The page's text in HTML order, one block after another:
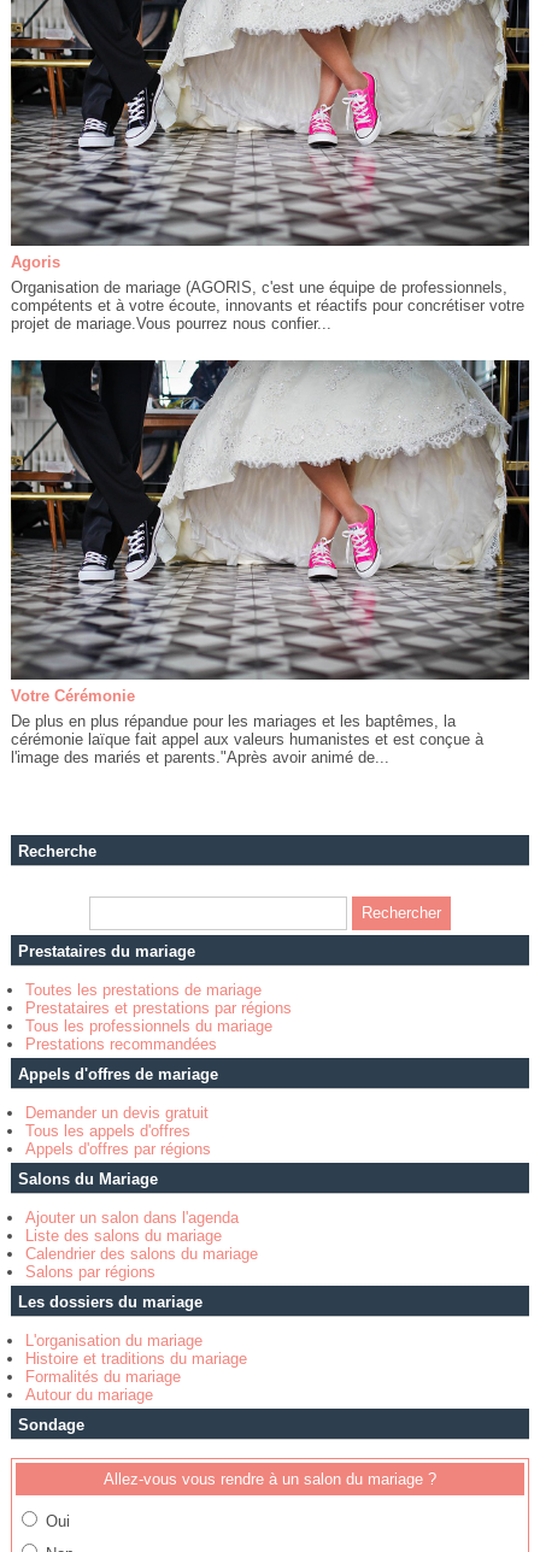
Agoris
Organisation de mariage (AGORIS, c'est une équipe de professionnels,
compétents et à votre écoute, innovants et réactifs pour concrétiser votre
projet de mariage.Vous pourrez nous confier...
Votre Cérémonie
De plus en plus répandue pour les mariages et les baptêmes, la
cérémonie laïque fait appel aux valeurs humanistes et est conçue à
l'image des mariés et parents."Après avoir animé de...
Recherche
Prestataires du mariage
Toutes les prestations de mariage
Prestataires et prestations par régions
Tous les professionnels du mariage
Prestations recommandées
Appels d'offres de mariage
Demander un devis gratuit
Tous les appels d'offres
Appels d'offres par régions
Salons du Mariage
Ajouter un salon dans l'agenda
Liste des salons du mariage
Calendrier des salons du mariage
Salons par régions
Les dossiers du mariage
L'organisation du mariage
Histoire et traditions du mariage
Formalités du mariage
Autour du mariage
Sondage
Allez-vous vous rendre à un salon du mariage ?
Oui